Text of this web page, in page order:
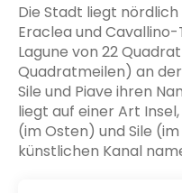
Die Stadt liegt
Eraclea und
Lagune von 22
Quadratmeilen) an
Sile und Piave ihren
liegt auf einer Art
(im Osten) und Sile
künstlichen Kanal